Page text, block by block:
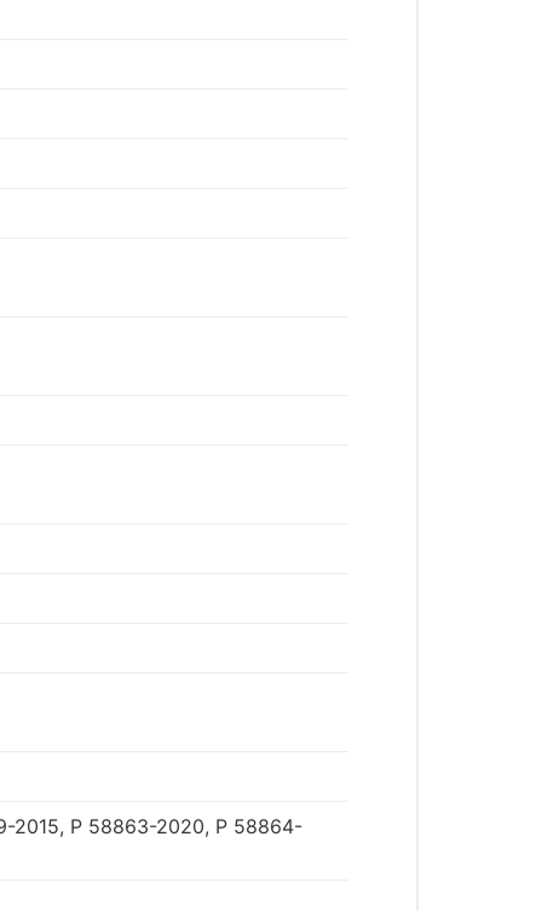
2015, Р 58863-2020, Р 58864-